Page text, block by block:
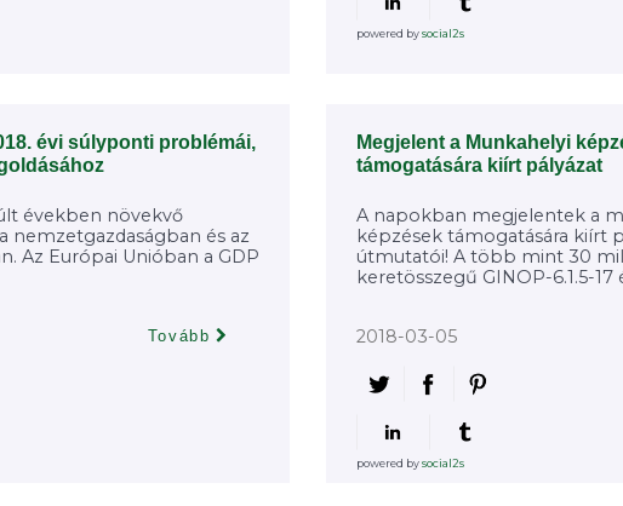
powered bysocial2s
évi súlyponti problémái,
években növekvő
és az
Az Európai Unióban a GDP
Tovább
Megjelent a Munkahelyi
támogatására kiírt pályázat
A napokban megjelentek a
képzések támogatására kiírt
útmutatói! A több mint 30
keretösszegű GINOP-6.1.5-17
2018-03-05
powered bysocial2s